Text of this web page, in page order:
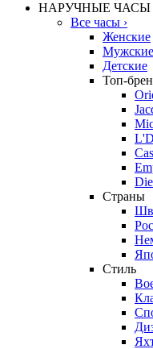
НАРУЧНЫЕ ЧАСЫ
Все часы ›
Женские
Мужские
Детские
Топ-
Страны
Стиль